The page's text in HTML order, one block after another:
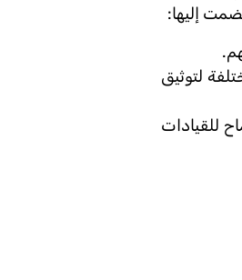
إليها:
المختلفة لتوثيق
للقيادات